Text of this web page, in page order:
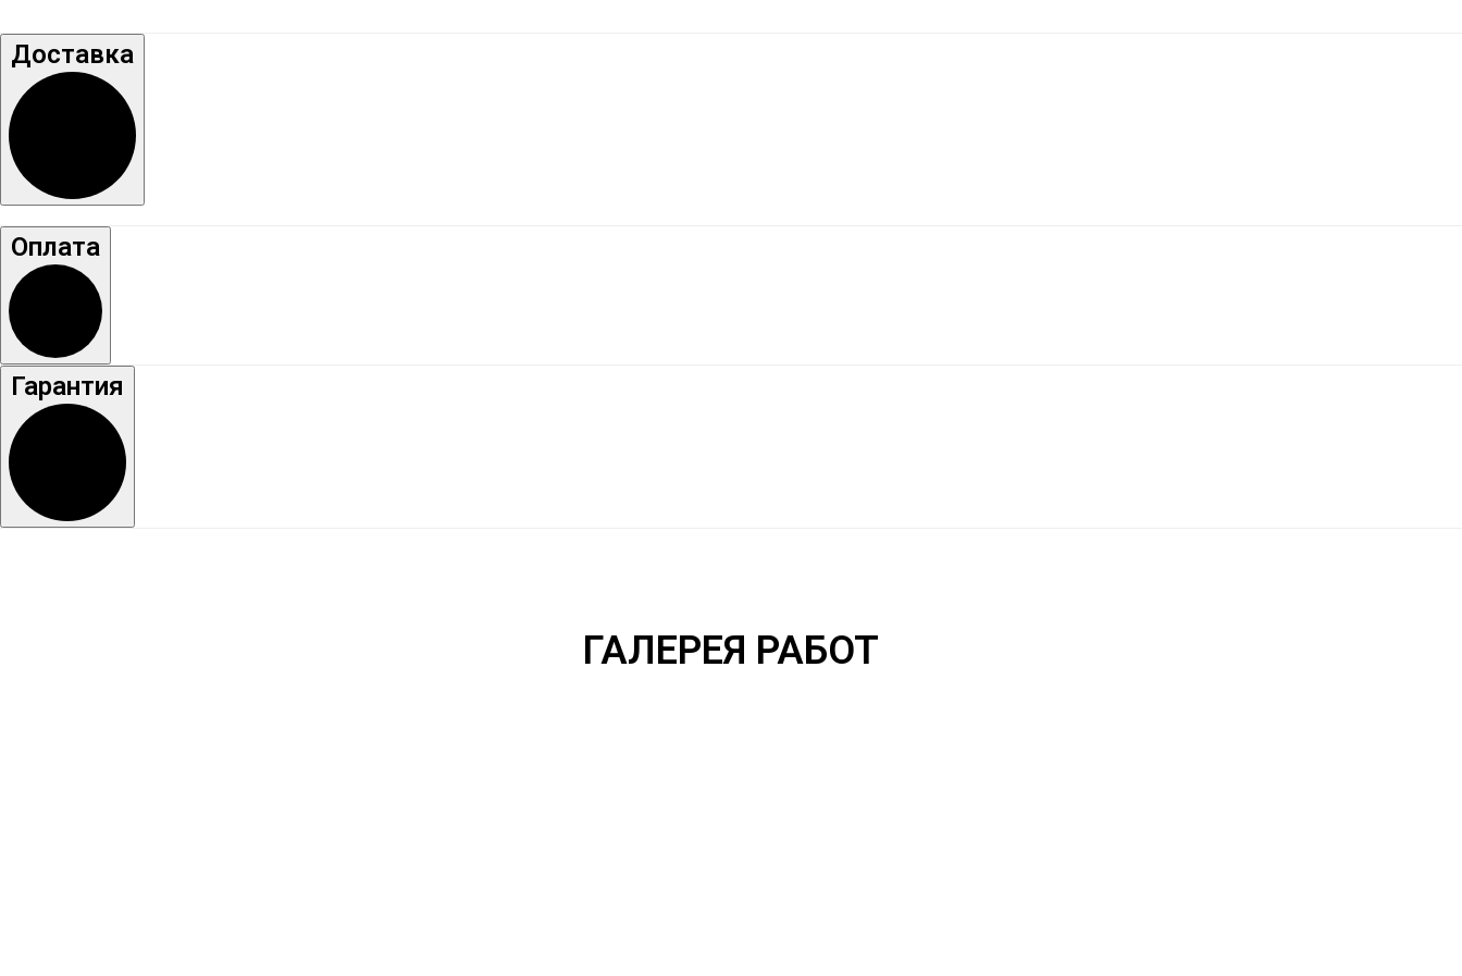
Доставка
Оплата
Гарантия
ГАЛЕРЕЯ РАБОТ